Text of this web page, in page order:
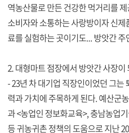
역농산물로 만든 건강한 먹거리를
소비자와 소통하는 사랑방이자 신
료를 실험하는 곳이기도... 방앗간
2. 대형마트 점장에서 방앗간 사장이
- 23년 차 대기업 직장인이었던 그는
력과 가치에 주목하게 된다. 예산군
과 <농업인 정보화교육>, 충남농업
등 귀농귀촌 정책의 도움으로 지난